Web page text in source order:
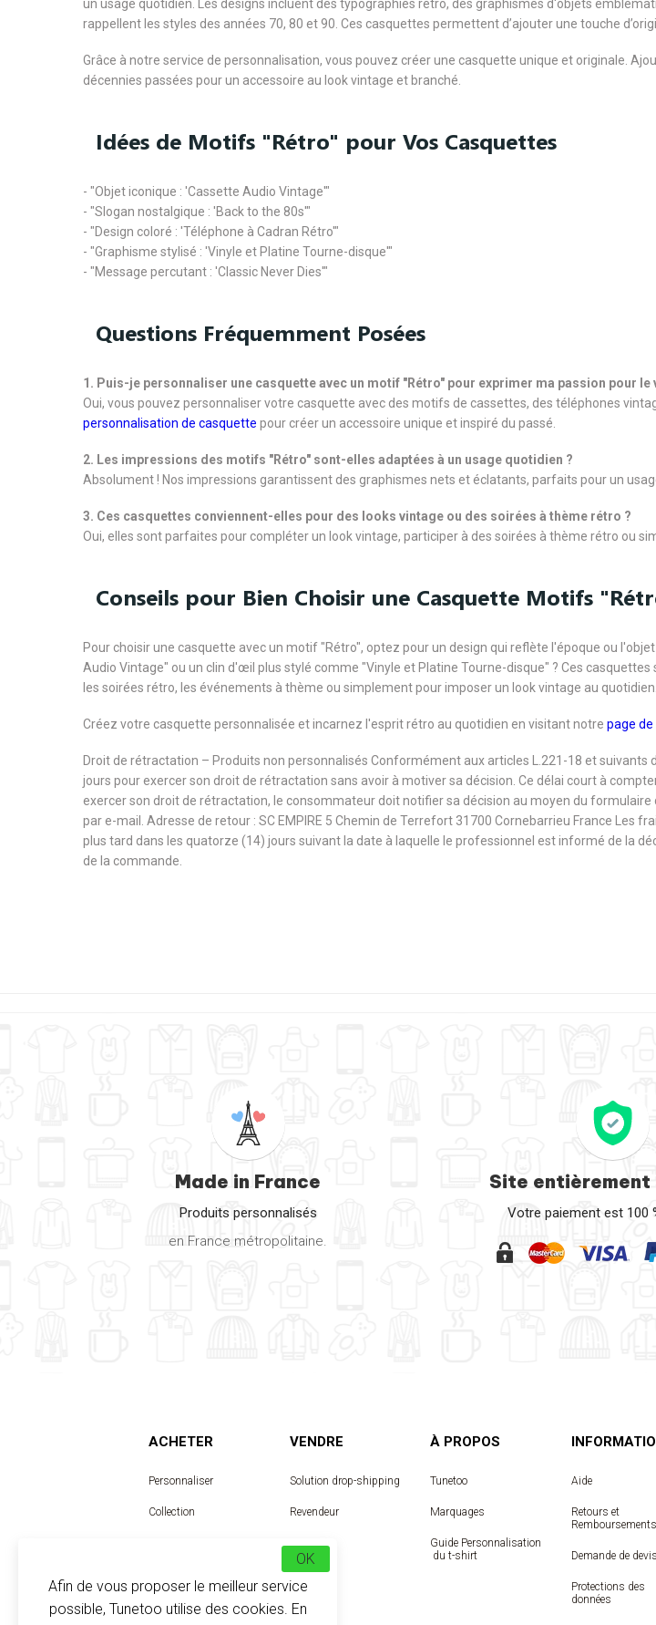
un usage quotidien. Les designs incluent des typographies rétro, des graphismes d'objets
rappellent les styles des années 70, 80 et 90. Ces casquettes permettent d’ajouter une touche
Grâce à notre service de personnalisation, vous pouvez créer une casquette unique et originale.
décennies passées pour un accessoire au look vintage et branché.
Idées de Motifs "Rétro" pour Vos Casquettes
- "Objet iconique : 'Cassette Audio Vintage'"
- "Slogan nostalgique : 'Back to the 80s'"
- "Design coloré : 'Téléphone à Cadran Rétro'"
- "Graphisme stylisé : 'Vinyle et Platine Tourne-disque'"
- "Message percutant : 'Classic Never Dies'"
Questions Fréquemment Posées
1. Puis-je personnaliser une casquette avec un motif "Rétro" pour exprimer ma passion pour le
Oui, vous pouvez personnaliser votre casquette avec des motifs de cassettes, des téléphones
personnalisation de casquette pour créer un accessoire unique et inspiré du passé.
2. Les impressions des motifs "Rétro" sont-elles adaptées à un usage quotidien ?
Absolument ! Nos impressions garantissent des graphismes nets et éclatants, parfaits pour un
3. Ces casquettes conviennent-elles pour des looks vintage ou des soirées à thème rétro ?
Oui, elles sont parfaites pour compléter un look vintage, participer à des soirées à thème rétro ou
Conseils pour Bien Choisir une Casquette Motifs
Pour choisir une casquette avec un motif "Rétro", optez pour un design qui reflète l'époque ou
Audio Vintage" ou un clin d'œil plus stylé comme "Vinyle et Platine Tourne-disque" ? Ces
les soirées rétro, les événements à thème ou simplement pour imposer un look vintage au quotidien.
Créez votre casquette personnalisée et incarnez l'esprit rétro au quotidien en visitant notre page
Droit de rétractation – Produits non personnalisés Conformément aux articles L.221-18 et
jours pour exercer son droit de rétractation sans avoir à motiver sa décision. Ce délai court à
exercer son droit de rétractation, le consommateur doit notifier sa décision au moyen du
par e-mail. Adresse de retour : SC EMPIRE 5 Chemin de Terrefort 31700 Cornebarrieu France
plus tard dans les quatorze (14) jours suivant la date à laquelle le professionnel est informé de la
de la commande.
Made in France
Produits personnalisés
en France métropolitaine.
Site entièrement
Votre paiement est 100
ACHETER
Personnaliser
Collection
VENDRE
Solution drop-shipping
Revendeur
Designer
À PROPOS
Tunetoo
Marquages
Guide Personnalisation
du t-shirt
Aide
Retours et
Remboursements
Demande de devis
Protections des
données
Afin de vous proposer le meilleur service
possible, Tunetoo utilise des cookies. En
OK